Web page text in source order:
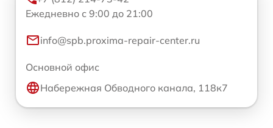
Ежедневно с 9:00 до 21:00
info@spb.proxima-repair-center.ru
Основной офис
Набережная Обводного канала, 118к7